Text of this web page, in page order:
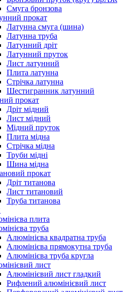
Смуга бронзова
прокат
Латунна смуга (шина)
Латунна труба
Латунний дріт
Латунний пруток
Лист латунний
Плита латунна
Стрічка латунна
Шестигранник латунний
прокат
Дріт мідний
Лист мідний
Мідний пруток
Плита мідна
Стрічка мідна
Труби мідні
Шина мідна
прокат
Дріт титанова
Лист титановий
Труба титанова
плита
труба
Алюмінієва квадратна труба
Алюмінієва прямокутна труба
Алюмінієва труба кругла
лист
Алюмінієвий лист гладкий
Рифлений алюмінієвий лист